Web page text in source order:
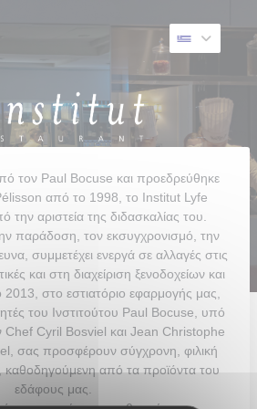
σε νέο παράθυρο))
((ανοίγει σε νέο παράθυρο))
τον Paul Bocuse και προεδρεύθηκε
από το 1998, το Institut Lyfe
την αριστεία της διδασκαλίας του.
παράδοση, τον εκσυγχρονισμό, την
συμμετέχει ενεργά σε αλλαγές στις
και στη διαχείριση ξενοδοχείων και
2013, στο εστιατόριο εφαρμογής μας,
του Ινστιτούτου Paul Bocuse, υπό
Cyril Bosviel και Jean Christophe
σας προσφέρουν σύγχρονη, φιλική
καθοδηγούμενη από τα προϊόντα του
εδάφους μας.